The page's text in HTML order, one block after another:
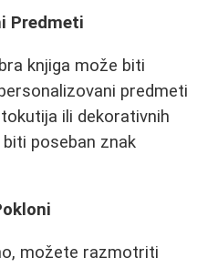
Predmeti
knjiga može biti
predmeti
ili dekorativnih
poseban znak
možete razmotriti